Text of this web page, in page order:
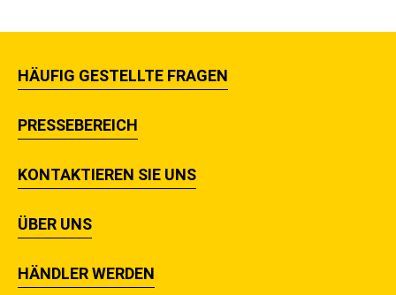
HÄUFIG GESTELLTE FRAGEN
PRESSEBEREICH
KONTAKTIEREN SIE UNS
ÜBER UNS
HÄNDLER WERDEN